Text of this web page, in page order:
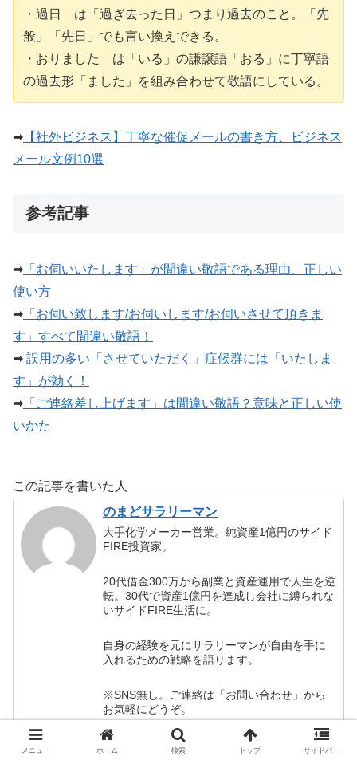
・過日 は「過ぎ去った日」つまり過去のこと。「先
般」「先日」でも言い換えできる。
・おりました は「いる」の謙譲語「おる」に丁寧語
の過去形「ました」を組み合わせて敬語にしている。
➡︎ 【社外ビジネス】丁寧な催促メールの書き方、ビジネス
メール文例10選
参考記事
➡︎ 「お伺いいたします」が間違い敬語である理由、正しい
使い方
➡︎ 「お伺い致します/お伺いします/お伺いさせて頂きま
す」すべて間違い敬語！
➡︎ 誤用の多い「させていただく」症候群には「いたしま
す」が効く！
➡︎ 「ご連絡差し上げます」は間違い敬語？意味と正しい使
いかた
この記事を書いた人
のまどサラリーマン
大手化学メーカー営業。純資産1億円のサイド
FIRE投資家。
20代借金300万から副業と資産運用で人生を逆
転。30代で資産1億円を達成し会社に縛られな
いサイドFIRE生活に。
自身の経験を元にサラリーマンが自由を手に
入れるための戦略を語ります。
※SNS無し。ご連絡は「お問い合わせ」から
お気軽にどうぞ。
メニュー ホーム 検索 トップ サイドバー